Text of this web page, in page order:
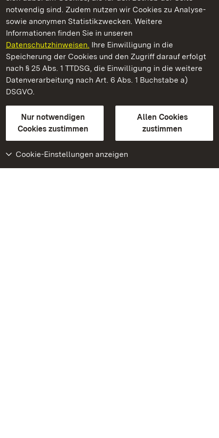
notwendig sind. Zudem nutzen wir Cookies zu Analyse-
sowie anonymen Statistikzwecken. Weitere
Informationen finden Sie in unseren
Datenschutzhinweisen. Ihre Einwilligung in die
Speicherung der Cookies und den Zugriff darauf erfolgt
nach § 25 Abs. 1 TTDSG, die Einwilligung in die weitere
Datenverarbeitung nach Art. 6 Abs. 1 Buchstabe a)
DSGVO.
Nur notwendigen
Cookies zustimmen
Allen Cookies
zustimmen
Cookie-Einstellungen anzeigen
Staatliche Schlösser und Gärten Baden‑Württemberg
Staatliche Schlösser und Gärten Baden-Württemberg
Kontakt
GebärdenspracheLeichte Sprache
Erklärung zur Barrierefreiheit
BITV-konform (geprüfte Seiten)
Weiteres